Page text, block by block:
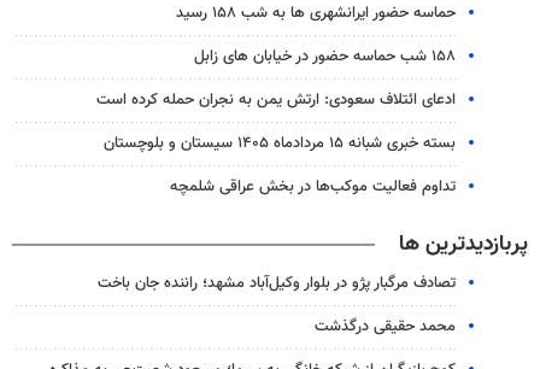
حماسه حضور ایرانشهری ها به شب ۱۵۸ رسید
۱۵۸ شب حماسه حضور در خیابان های زابل
ادعای ائتلاف سعودی: ارتش یمن به نجران حمله کرده است
بسته خبری شبانه ۱۵ مردادماه ۱۴۰۵ سیستان و بلوچستان
تداوم فعالیت موکب‌ها در بخش عراقی شلمچه
پربازدیدترین ها
تصادف مرگبار پژو در بلوار وکیل‌آباد مشهد؛ راننده جان باخت
محمد حقیقی درگذشت